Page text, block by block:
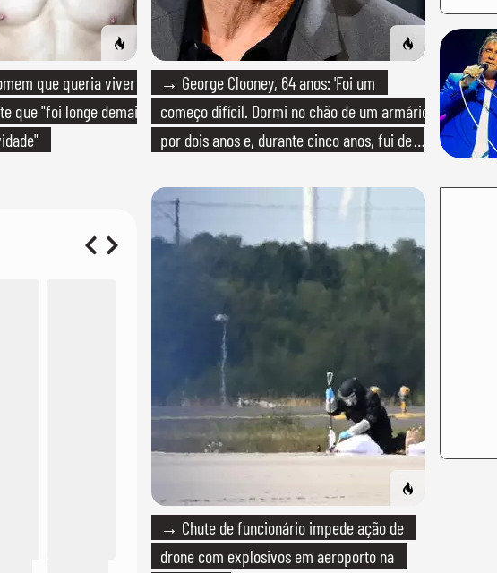
que queria viver
que "foi longe demais
→ George Clooney, 64 anos: 'Foi um
começo difícil. Dormi no chão de um armário
por dois anos e, durante cinco anos, fui de
→ Chute de funcionário impede ação de
drone com explosivos em aeroporto na